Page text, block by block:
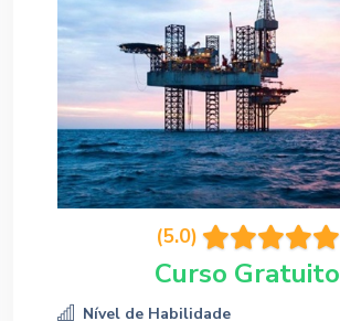
(5.0)
Curso Gratuito
Nível de Habilidade